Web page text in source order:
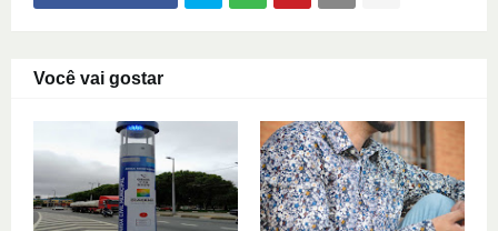
Você vai gostar